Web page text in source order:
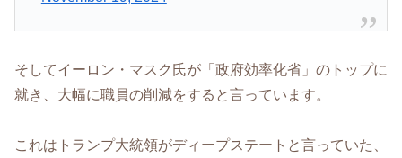
そしてイーロン・マスク氏が「政府効率化省」のトップに
就き、大幅に職員の削減をすると言っています。
これはトランプ大統領がディープステートと言っていた、